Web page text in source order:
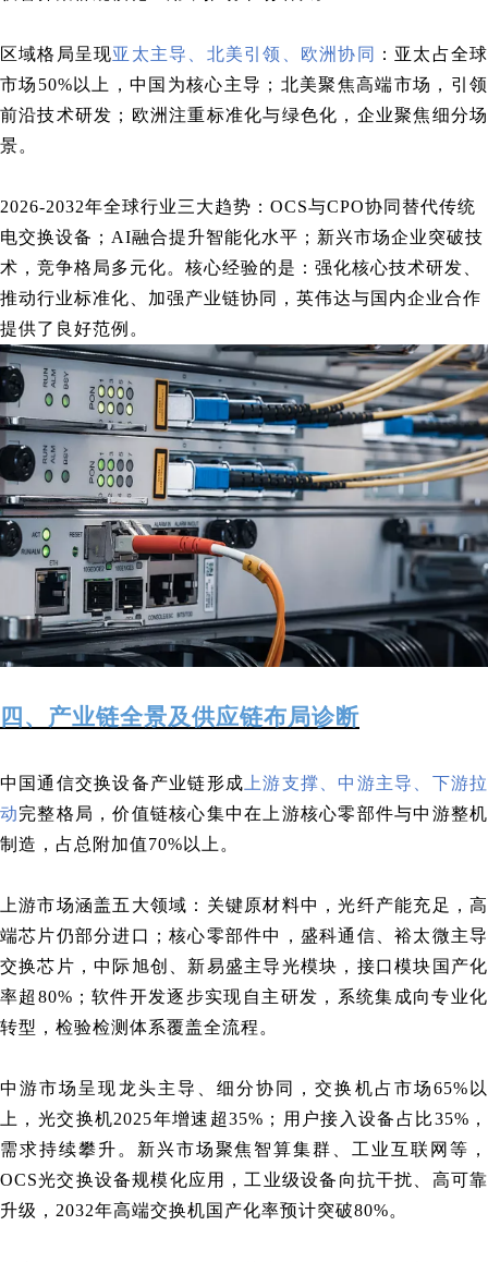
区域格局呈现亚太主导、北美引领、欧洲协同
：亚太占全球
市场50%以上，中国为核心主导；北美聚焦高端市场，引领
前沿技术研发；欧洲注重标准化与绿色化，企业聚焦细分场
景。
2026-2032年全球行业三大趋势：OCS与CPO协同替代传统
电交换设备；AI融合提升智能化水平；新兴市场企业突破技
术，竞争格局多元化。核心经验的是：强化核心技术研发、
推动行业标准化、加强产业链协同，英伟达与国内企业合作
提供了良好范例。
四、产业链全景及供应链布局诊断
中国通信交换设备产业链形成 上游支撑、中游主导、下游拉
动完整格局，价值链核心集中在上游核心零部件与中游整机
制造，占总附加值70%以上。
上游市场涵盖五大领域：关键原材料中，光纤产能充足，高
端芯片仍部分进口；核心零部件中，盛科通信、裕太微主导
交换芯片，中际旭创、新易盛主导光模块，接口模块国产化
率超80%；软件开发逐步实现自主研发，系统集成向专业化
转型，检验检测体系覆盖全流程。
中游市场呈现龙头主导、细分协同，交换机占市场65%以
上，光交换机2025年增速超35%；用户接入设备占比35%，
需求持续攀升。新兴市场聚焦智算集群、工业互联网等，
OCS光交换设备规模化应用，工业级设备向抗干扰、高可靠
升级，2032年高端交换机国产化率预计突破80%。